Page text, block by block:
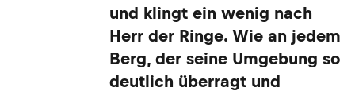
und klingt ein wenig nach
Herr der Ringe. Wie an jedem
Berg, der seine Umgebung so
deutlich überragt und